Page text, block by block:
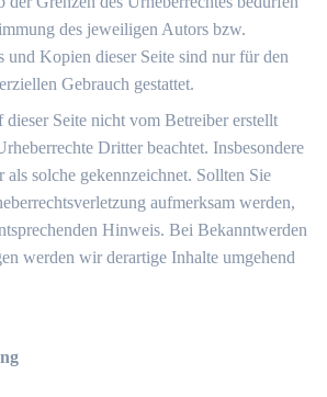
des jeweiligen Autors bzw.
und Kopien dieser Seite sind nur für den
Gebrauch gestattet.
Seite nicht vom Betreiber erstellt
Dritter beachtet. Insbesondere
solche gekennzeichnet. Sollten Sie
aufmerksam werden,
Hinweis. Bei Bekanntwerden
werden wir derartige Inhalte umgehend